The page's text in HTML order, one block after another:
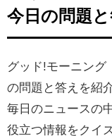
今日の問題と
グッド!モーニング
の問題と答えを紹
毎日のニュースの
役立つ情報をクイ